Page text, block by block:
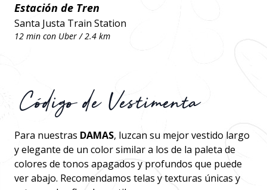
Estación de Tren
Santa Justa Train Station
12 min con Uber / 2.4 km
Código de Vestimenta
Para nuestras DAMAS, luzcan su mejor vestido largo
y elegante de un color similar a los de la paleta de
colores de tonos apagados y profundos que puede
ver abajo. Recomendamos telas y texturas únicas y